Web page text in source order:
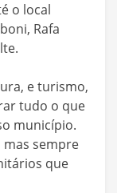
o local
Rafa
e turismo,
tudo o que
município.
mas sempre
que